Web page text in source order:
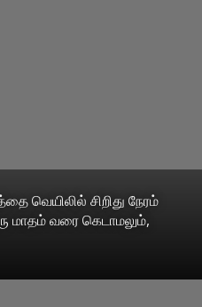
வெயிலில் சிறிது நேரம்
மாதம் வரை கெடாமலும்,